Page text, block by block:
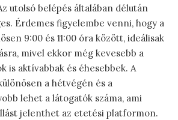
utolsó belépés általában délután
Érdemes figyelembe venni, hogy a
9:00 és 11:00 óra között, ideálisak
mivel ekkor még kevesebb a
is aktívabbak és éhesebbek. A
a hétvégén és a
lehet a látogatók száma, ami
jelenthet az etetési platformon.